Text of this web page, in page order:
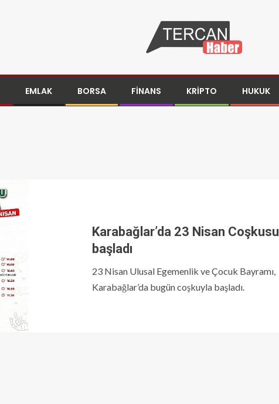
EMLAK BORSA FINANS KRIPTO HUKUK
Karabağlar’da 23 Nisan Coşkusu
başladı
23 Nisan Ulusal Egemenlik ve Çocuk Bayramı,
Karabağlar’da bugün coşkuyla başladı.